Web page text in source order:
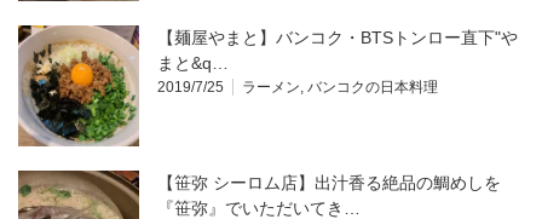
【麺屋やまと】バンコク・BTSトンロー直下"や
まと&q…
2019/7/25 ラーメン バンコクの日本料理
【笹弥 シーロム店】出汁香る絶品の鯛めしを
『笹弥』でいただいてき…